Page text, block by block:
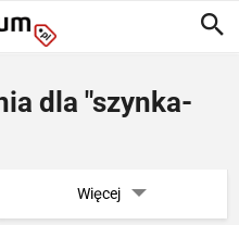
dla "szynka-
Więcej